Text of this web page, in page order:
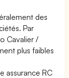
des
Par
Cavalier /
plus faibles
assurance RC